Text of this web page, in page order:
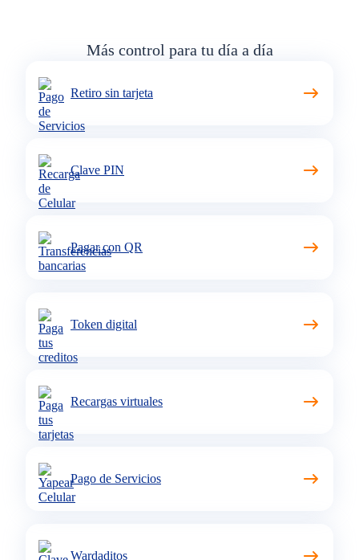
Retiro sin tarjeta
Clave PIN
Pagar con QR
Token digital
Recargas virtuales
Pago de Servicios
Wardaditos
Más control para tu día a día